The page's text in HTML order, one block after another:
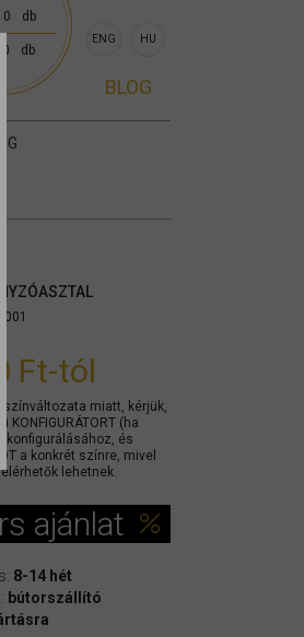
0 db
0 db
ENG HU
BLOG
Ft-tól
színváltozata miatt, kérjük,
KONFIGURÁTORT (ha
konfigurálásához, és
a konkrét színre, mivel
lehetnek.
ajánlat
8-14 hét
bútorszállító